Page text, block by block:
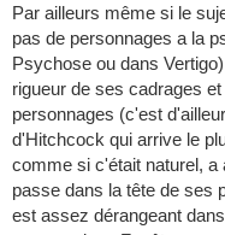
Par ailleurs même si le
pas de personnages a la
Psychose ou dans
rigueur de ses cadrages
personnages (c'est
d'Hitchcock qui arrive le
comme si c'était naturel, a
passe dans la tête de ses
est assez dérangeant